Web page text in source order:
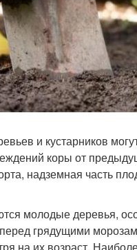
и кустарников
коры от
надземная часть
молодые деревья,
грядущими